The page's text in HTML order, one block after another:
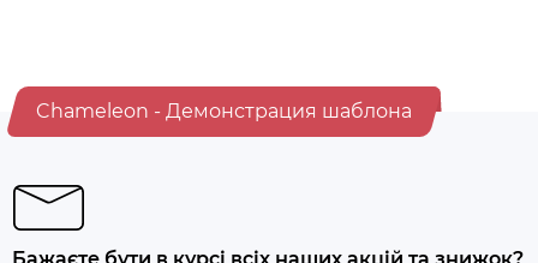
Chameleon - Демонстрация шаблона